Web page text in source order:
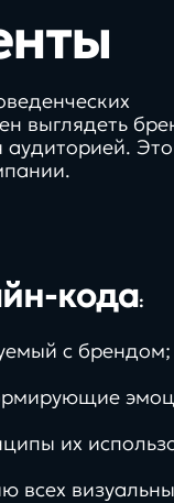
выглядеть
Это
кода:
с брендом;
их
всех